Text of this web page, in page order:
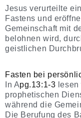
Jesus verurteilte
Fastens und
Gemeinschaft mit
belohnen wird,
geistlichen
Fasten bei
In Apg.13:1-3
prophetischen
während die
Die Berufung des